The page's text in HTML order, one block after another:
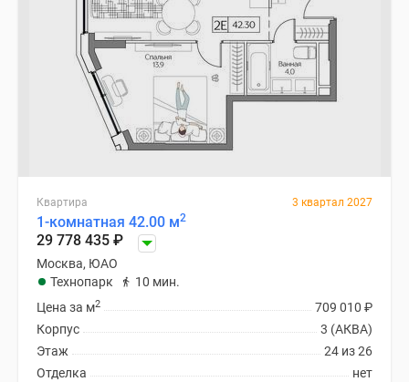
Квартира 3 квартал 2027
1-комнатная 42.00 м2
29 778 435 ₽
Москва, ЮАО
Технопарк
10 мин.
709 010 ₽
Цена за м2
3 (АКВА)
Корпус
24 из 26
Этаж
нет
Отделка